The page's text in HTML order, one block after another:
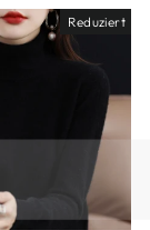
Reduziert